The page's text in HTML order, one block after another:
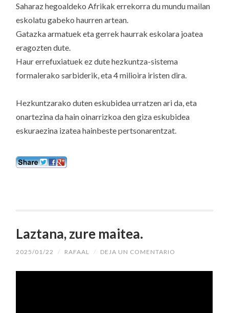
Saharaz hegoaldeko Afrikak errekorra du mundu mailan
eskolatu gabeko haurren artean.
Gatazka armatuek eta gerrek haurrak eskolara joatea
eragozten dute.
Haur errefuxiatuek ez dute hezkuntza-sistema
formalerako sarbiderik, eta 4 milioira iristen dira.
Hezkuntzarako duten eskubidea urratzen ari da, eta
onartezina da hain oinarrizkoa den giza eskubidea
eskuraezina izatea hainbeste pertsonarentzat.
Laztana, zure maitea.
2025/01/22 / RAFAAL / DEJA UN COMENTARIO